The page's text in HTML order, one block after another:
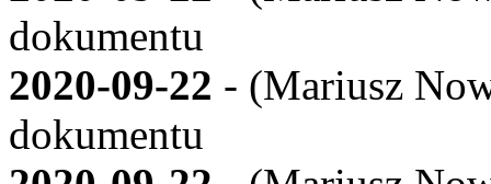
dokumentu
2020-09-22 - (Mariusz
dokumentu